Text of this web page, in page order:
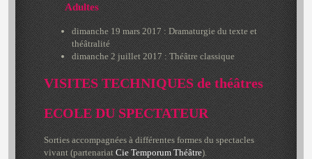
Adultes
dimanche 19 mars 2017 : Dramaturgie du texte et
théâtralité
dimanche 2 juillet 2017 : Théâtre classique
VISITES TECHNIQUES de théâtres
ECOLE DU SPECTATEUR
Sorties accompagnées à différentes formes du spectacles
vivant (partenariatCie Temporum Théâtre).